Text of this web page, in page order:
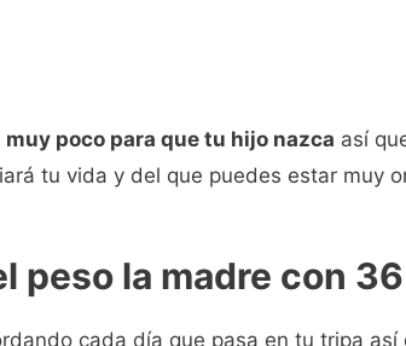
poco para que tu hijo nazca así
tu vida y del que puedes estar muy
peso la madre con
cada día que pasa en tu tripa